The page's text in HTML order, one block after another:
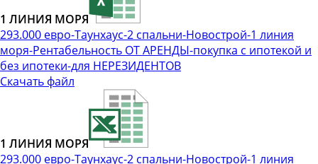
1 ЛИНИЯ МОРЯ
293.000 евро-Таунхаус-2 спальни-Новострой-1 линия
моря-Рентабельность ОТ АРЕНДЫ-покупка с ипотекой и
без ипотеки-для НЕРЕЗИДЕНТОВ
Скачать файл
1 ЛИНИЯ МОРЯ
293.000 евро-Таунхаус-2 спальни-Новострой-1 линия